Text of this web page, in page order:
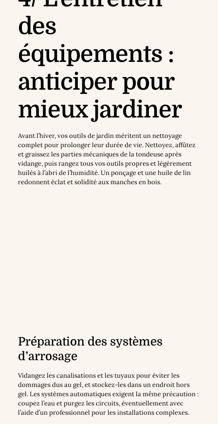
des
équipements :
anticiper pour
mieux jardiner
Avant l’hiver, vos outils de jardin méritent un nettoyage
complet pour prolonger leur durée de vie. Nettoyez, affûtez
et graissez les parties mécaniques de la tondeuse après
vidange, puis rangez tous vos outils propres et légèrement
huilés à l’abri de l’humidité. Un ponçage et une huile de lin
redonnent éclat et solidité aux manches en bois.
Préparation des systèmes
d’arrosage
Vidangez les canalisations et les tuyaux pour éviter les
dommages dus au gel, et stockez-les dans un endroit hors
gel. Les systèmes automatiques exigent la même précaution :
coupez l’eau et purgez les circuits, éventuellement avec
l’aide d’un professionnel pour les installations complexes.